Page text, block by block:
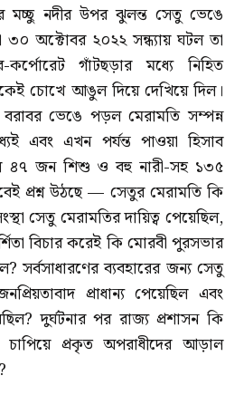
মচ্ছু নদীর উপর ঝুলন্ত সেতু ভেঙে
৩০ অক্টোবর ২০২২ সন্ধ্যায় ঘটল তা
গাঁটছড়ার মধ্যে নিহিত
চোখে আঙুল দিয়ে দেখিয়ে দিল।
ভেঙে পড়ল মেরামতি সম্পন্ন
এবং এখন পর্যন্ত পাওয়া হিসাব
৪৭ জন শিশু ও বহু নারী-সহ ১৩৫
প্রশ্ন উঠছে — সেতুর মেরামতি কি
সেতু মেরামতির দায়িত্ব পেয়েছিল,
বিচার করেই কি মোরবী পুরসভার
সর্বসাধারণের ব্যবহারের জন্য সেতু
প্রাধান্য পেয়েছিল এবং
দুর্ঘটনার পর রাজ্য প্রশাসন কি
চাপিয়ে প্রকৃত অপরাধীদের আড়াল